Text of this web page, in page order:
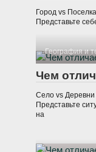
Город vs
Представьте
География и
Чем
Село vs
Представьте
на